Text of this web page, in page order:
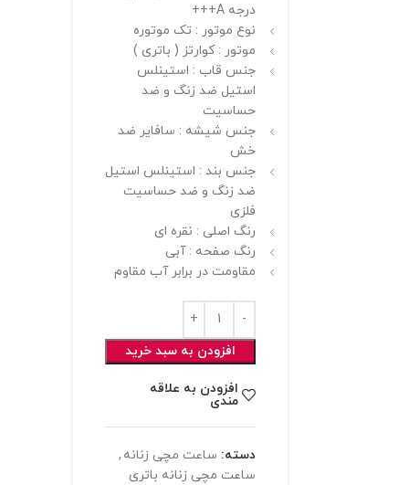
درجه A+++
نوع موتور : تک موتوره
موتور : کوارتز ( باتری )
جنس قاب : استینلس
استیل ضد زنگ و ضد
حساسیت
جنس شیشه : سافایر ضد
خش
جنس بند : استینلس استیل
ضد زنگ و ضد حساسیت
فلزی
رنگ اصلی : نقره ای
رنگ صفحه : آبی
مقاومت در برابر آب مقاوم
افزودن به سبد خرید
افزودن به علاقه
مندی
دسته: ساعت مچی زنانه ,
ساعت مچی زنانه باتری